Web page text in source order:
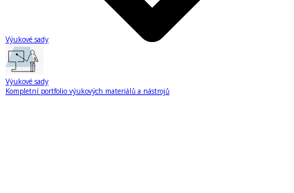
Výukové sady
Výukové sady
Kompletní portfolio výukových materiálů a nástrojů